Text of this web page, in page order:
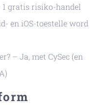
1 gratis risiko-handel
en iOS-toestelle word
– Ja, met CySec (en